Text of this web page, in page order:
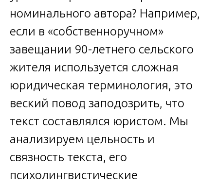
номинального автора? Например,
если в «собственноручном»
завещании 90-летнего сельского
жителя используется сложная
юридическая терминология, это
веский повод заподозрить, что
текст составлялся юристом. Мы
анализируем цельность и
связность текста, его
психолингвистические